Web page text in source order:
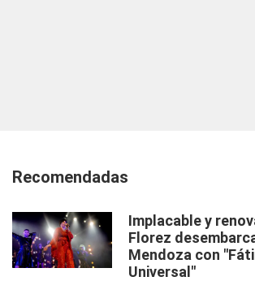
Recomendadas
Implacable y
Florez
Mendoza con
Universal"